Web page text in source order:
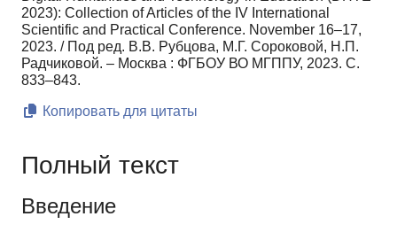
2023): Сollection of Articles of the IV International
Scientific and Practical Conference. November 16–17,
2023. / Под ред. В.В. Рубцова, М.Г. Сороковой, Н.П.
Радчиковой. – Москва : ФГБОУ ВО МГППУ, 2023. С.
833–843.
Копировать для цитаты
Полный текст
Введение